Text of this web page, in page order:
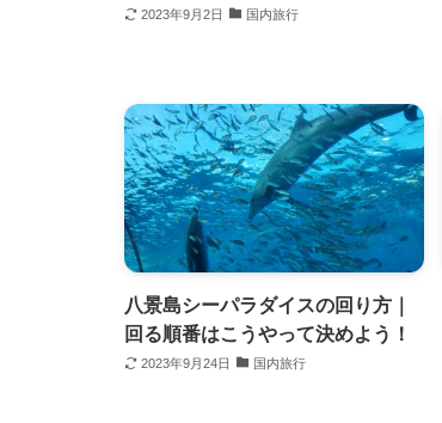
2023年9月2日 国内旅行
八景島シーパラダイスの回り方｜
回る順番はこうやって決めよう！
2023年9月24日 国内旅行